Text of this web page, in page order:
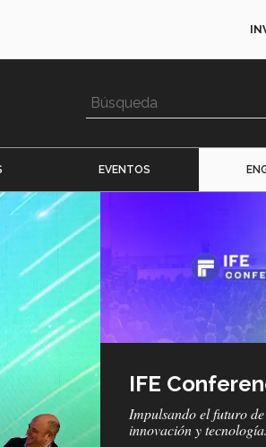
EVENTOS
o
logo
IFE
Subtítulo
Impulsando el futuro
innovación y